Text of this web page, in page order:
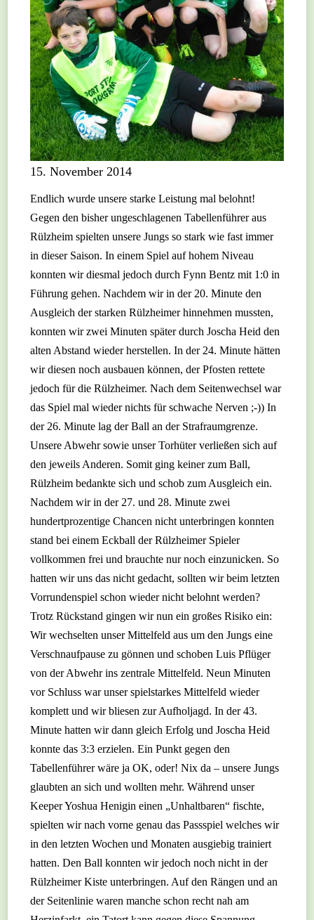
15. November 2014
Endlich wurde unsere starke Leistung mal belohnt!
Gegen den bisher ungeschlagenen Tabellenführer aus
Rülzheim spielten unsere Jungs so stark wie fast immer
in dieser Saison. In einem Spiel auf hohem Niveau
konnten wir diesmal jedoch durch Fynn Bentz mit 1:0 in
Führung gehen. Nachdem wir in der 20. Minute den
Ausgleich der starken Rülzheimer hinnehmen mussten,
konnten wir zwei Minuten später durch Joscha Heid den
alten Abstand wieder herstellen. In der 24. Minute hätten
wir diesen noch ausbauen können, der Pfosten rettete
jedoch für die Rülzheimer. Nach dem Seitenwechsel war
das Spiel mal wieder nichts für schwache Nerven ;-)) In
der 26. Minute lag der Ball an der Strafraumgrenze.
Unsere Abwehr sowie unser Torhüter verließen sich auf
den jeweils Anderen. Somit ging keiner zum Ball,
Rülzheim bedankte sich und schob zum Ausgleich ein.
Nachdem wir in der 27. und 28. Minute zwei
hundertprozentige Chancen nicht unterbringen konnten
stand bei einem Eckball der Rülzheimer Spieler
vollkommen frei und brauchte nur noch einzunicken. So
hatten wir uns das nicht gedacht, sollten wir beim letzten
Vorrundenspiel schon wieder nicht belohnt werden?
Trotz Rückstand gingen wir nun ein großes Risiko ein:
Wir wechselten unser Mittelfeld aus um den Jungs eine
Verschnaufpause zu gönnen und schoben Luis Pflüger
von der Abwehr ins zentrale Mittelfeld. Neun Minuten
vor Schluss war unser spielstarkes Mittelfeld wieder
komplett und wir bliesen zur Aufholjagd. In der 43.
Minute hatten wir dann gleich Erfolg und Joscha Heid
konnte das 3:3 erzielen. Ein Punkt gegen den
Tabellenführer wäre ja OK, oder! Nix da – unsere Jungs
glaubten an sich und wollten mehr. Während unser
Keeper Yoshua Henigin einen „Unhaltbaren“ fischte,
spielten wir nach vorne genau das Passspiel welches wir
in den letzten Wochen und Monaten ausgiebig trainiert
hatten. Den Ball konnten wir jedoch noch nicht in der
Rülzheimer Kiste unterbringen. Auf den Rängen und an
der Seitenlinie waren manche schon recht nah am